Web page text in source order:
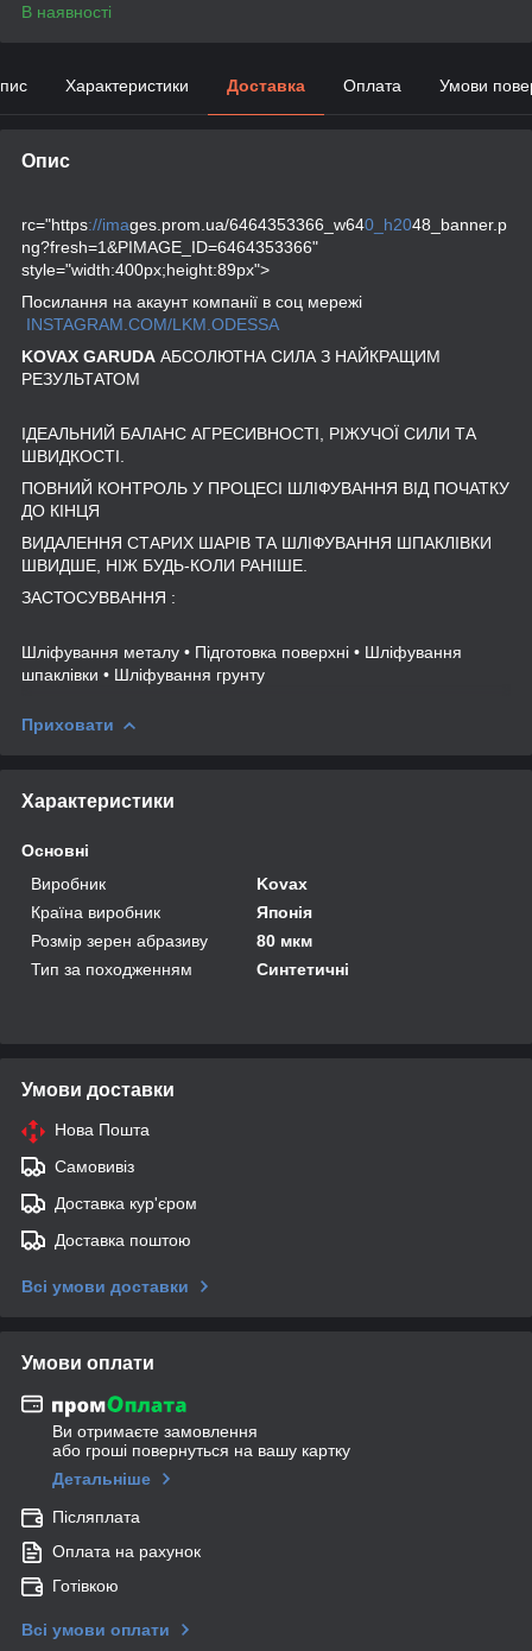
В наявності
Характеристики Доставка Оплата Умови
Опис
rc="https://images.prom.ua/6464353366_w640_h2048_banner.p
ng?fresh=1&PIMAGE_ID=6464353366"
style="width:400px;height:89px">
Посилання на акаунт компанії в соц мережі
INSTAGRAM.COM/LKM.ODESSA
KOVAX GARUDA АБСОЛЮТНА СИЛА З НАЙКРАЩИМ
РЕЗУЛЬТАТОМ
ІДЕАЛЬНИЙ БАЛАНС АГРЕСИВНОСТІ, РІЖУЧОЇ СИЛИ ТА
ШВИДКОСТІ.
ПОВНИЙ КОНТРОЛЬ У ПРОЦЕСІ ШЛІФУВАННЯ ВІД ПОЧАТКУ
ДО КІНЦЯ
ВИДАЛЕННЯ СТАРИХ ШАРІВ ТА ШЛІФУВАННЯ ШПАКЛІВКИ
ШВИДШЕ, НІЖ БУДЬ-КОЛИ РАНІШЕ.
ЗАСТОСУВВАННЯ :
Шліфування металу • Підготовка поверхні • Шліфування
шпаклівки • Шліфування грунту
Приховати
Характеристики
Основні
Виробник
Kovax
Країна виробник
Японія
Розмір зерен абразиву
80 мкм
Тип за походженням
Синтетичні
Умови доставки
Нова Пошта
Самовивіз
Доставка кур'єром
Доставка поштою
Всі умови доставки
Умови оплати
Ви отримаєте замовлення
або гроші повернуться на вашу картку
Детальніше
Післяплата
Оплата на рахунок
Готівкою
Всі умови оплати